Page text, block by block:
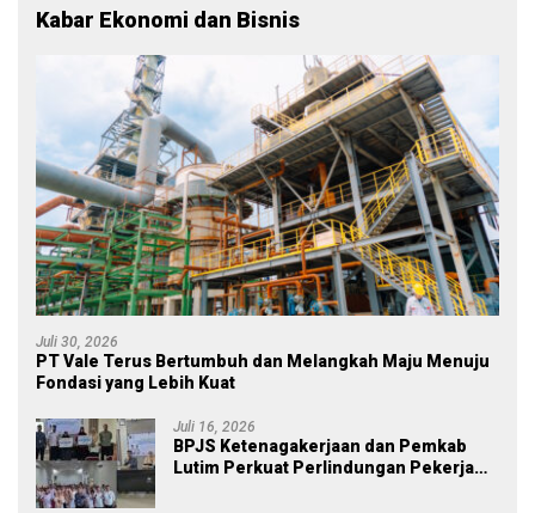
Kabar Ekonomi dan Bisnis
Juli 30, 2026
PT Vale Terus Bertumbuh dan Melangkah Maju Menuju
Fondasi yang Lebih Kuat
Juli 16, 2026
BPJS Ketenagakerjaan dan Pemkab
Lutim Perkuat Perlindungan Pekerja